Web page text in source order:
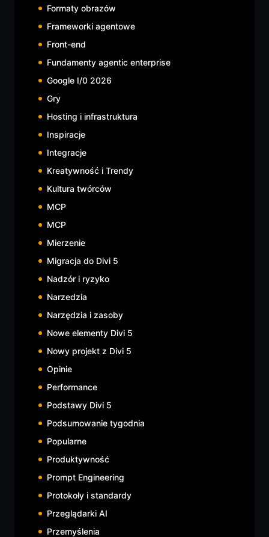
Formaty obrazów
Frameworki agentowe
Front-end
Fundamenty agentic enterprise
Google I/0 2026
Gry
Hosting i infrastruktura
Inspiracje
Integracje
Kreatywność i Trendy
Kultura twórców
MCP
MCP
Mierzenie
Migracja do Divi 5
Nadzór i ryzyko
Narzedzia
Narzędzia i zasoby
Nowe elementy Divi 5
Nowy projekt z Divi 5
Opinie
Performance
Podstawy Divi 5
Podsumowanie tygodnia
Popularne
Produktywność
Prompt Engineering
Protokoły i standardy
Przeglądarki AI
Przemyślenia